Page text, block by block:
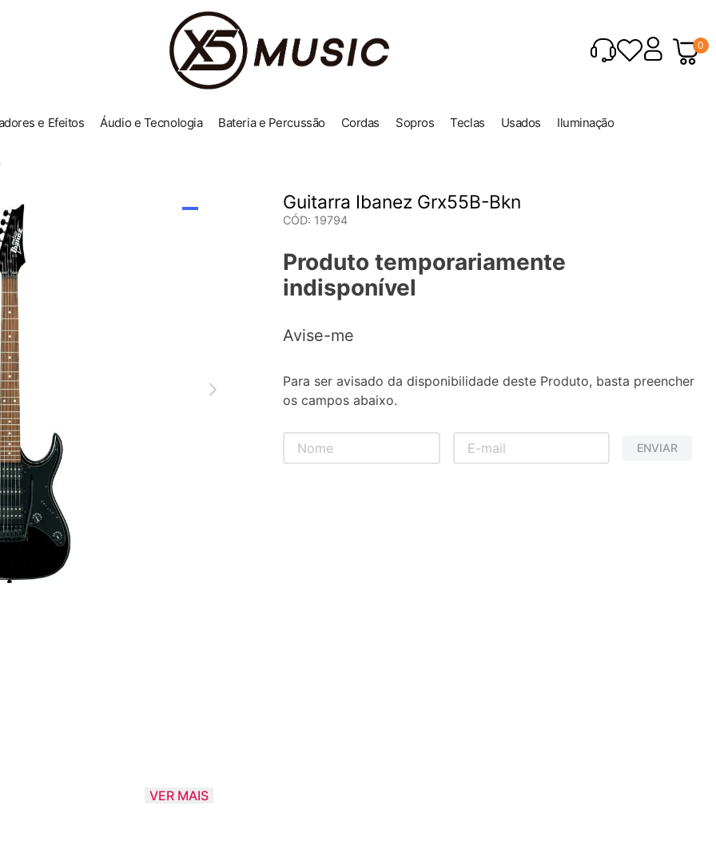
0
e Efeitos Áudio e Tecnologia Bateria e Percussão Cordas Sopros Teclas Usados Iluminação
Guitarra Ibanez Grx55B-Bkn
CÓD: 19794
Produto temporariamente
indisponível
Avise-me
Para ser avisado da disponibilidade deste Produto, basta preencher
os campos abaixo.
ENVIAR
VER MAIS